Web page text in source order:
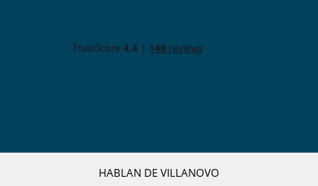
HABLAN DE VILLANOVO